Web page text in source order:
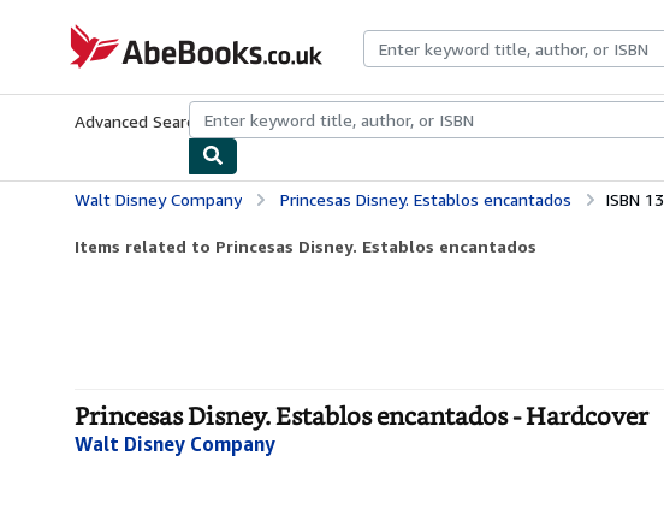
AbeBooks.co.uk
Advanced Search Browse CollectionsRare BooksArt & Collectables
Walt Disney Company Princesas Disney. Establos encantados ISBN
Items related to Princesas Disney. Establos encantados
Princesas Disney. Establos encantados - Hardcover
Walt Disney Company